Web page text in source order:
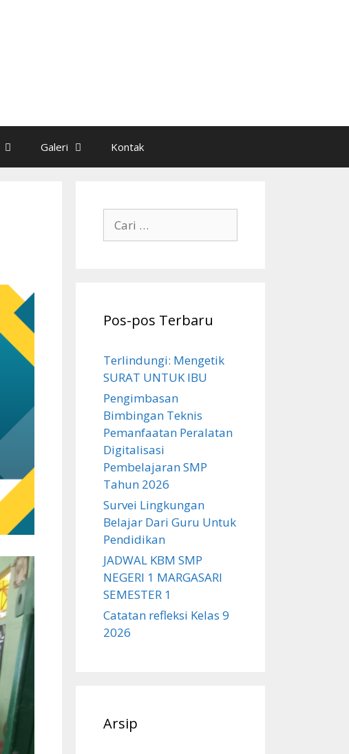
Galeri Kontak
untuk:
Pos-pos Terbaru
Terlindungi: Mengetik
SURAT UNTUK IBU
Pengimbasan
Bimbingan Teknis
Pemanfaatan Peralatan
Digitalisasi
Pembelajaran SMP
Tahun 2026
Survei Lingkungan
Belajar Dari Guru Untuk
Pendidikan
JADWAL KBM SMP
NEGERI 1 MARGASARI
SEMESTER 1
Catatan refleksi Kelas 9
2026
Arsip